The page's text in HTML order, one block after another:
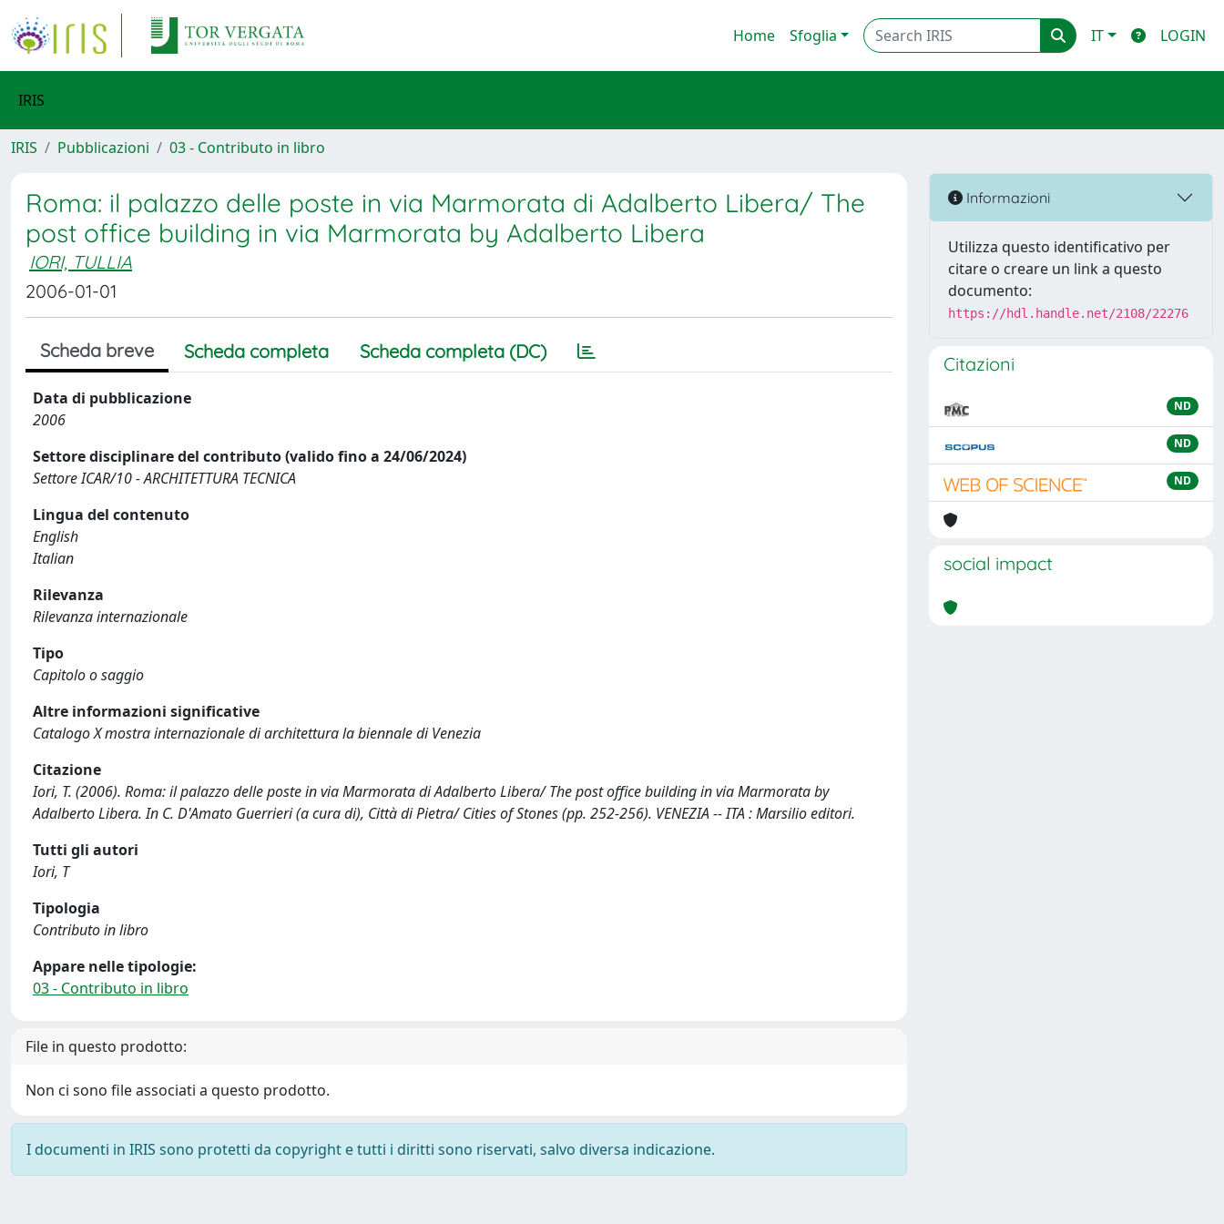
Home Sfoglia IT LOGIN
IRIS
IRIS Pubblicazioni 03 - Contributo in libro
Roma: il palazzo delle poste in via Marmorata di Adalberto Libera/ The
post office building in via Marmorata by Adalberto Libera
IORI, TULLIA
2006-01-01
Scheda breve Scheda completa Scheda completa (DC)
Data di pubblicazione
2006
Settore disciplinare del contributo (valido fino a 24/06/2024)
Settore ICAR/10 - ARCHITETTURA TECNICA
Lingua del contenuto
English
Italian
Rilevanza
Rilevanza internazionale
Tipo
Capitolo o saggio
Altre informazioni significative
Catalogo X mostra internazionale di architettura la biennale di Venezia
Citazione
Iori, T. (2006). Roma: il palazzo delle poste in via Marmorata di Adalberto Libera/ The post office building in via Marmorata by
Adalberto Libera. In C. D'Amato Guerrieri (a cura di), Città di Pietra/ Cities of Stones (pp. 252-256). VENEZIA -- ITA : Marsilio editori.
Tutti gli autori
Iori, T
Tipologia
Contributo in libro
Appare nelle tipologie:
03 - Contributo in libro
File in questo prodotto:
Non ci sono file associati a questo prodotto.
I documenti in IRIS sono protetti da copyright e tutti i diritti sono riservati, salvo diversa indicazione.
Informazioni
Utilizza questo identificativo per
citare o creare un link a questo
documento:
https://hdl.handle.net/2108/22276
Citazioni
ND
ND
ND
social impact